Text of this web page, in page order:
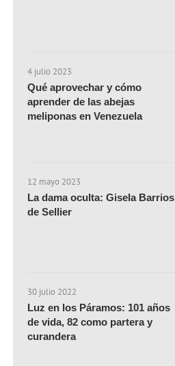
4 julio 2023
Qué aprovechar y cómo
aprender de las abejas
meliponas en Venezuela
12 mayo 2023
La dama oculta: Gisela Barrios
de Sellier
30 julio 2022
Luz en los Páramos: 101 años
de vida, 82 como partera y
curandera